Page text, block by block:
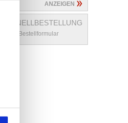
ANZEIGEN
SCHNELLBESTELLUNG
Zum Bestellformular